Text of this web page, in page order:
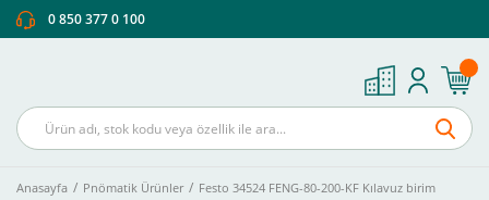
0 850 377 0 100
Anasayfa Pnömatik Ürünler Festo 34524 FENG-80-200-KF Kılavuz birim